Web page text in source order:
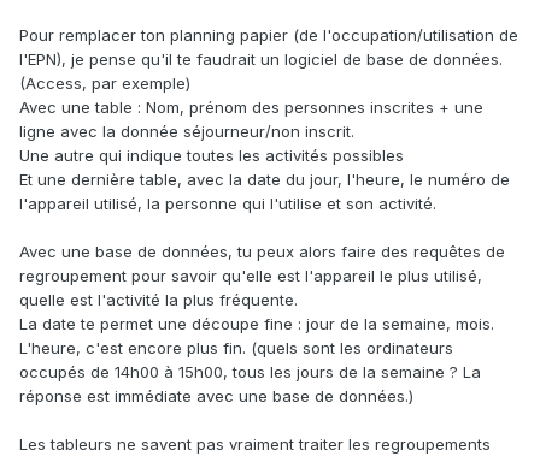
Pour remplacer ton planning papier (de l'occupation/utilisation de
l'EPN), je pense qu'il te faudrait un logiciel de base de données.
(Access, par exemple)
Avec une table : Nom, prénom des personnes inscrites + une
ligne avec la donnée séjourneur/non inscrit.
Une autre qui indique toutes les activités possibles
Et une dernière table, avec la date du jour, l'heure, le numéro de
l'appareil utilisé, la personne qui l'utilise et son activité.
Avec une base de données, tu peux alors faire des requêtes de
regroupement pour savoir qu'elle est l'appareil le plus utilisé,
quelle est l'activité la plus fréquente.
La date te permet une découpe fine : jour de la semaine, mois.
L'heure, c'est encore plus fin. (quels sont les ordinateurs
occupés de 14h00 à 15h00, tous les jours de la semaine ? La
réponse est immédiate avec une base de données.)
Les tableurs ne savent pas vraiment traiter les regroupements